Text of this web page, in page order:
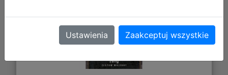
Ustawienia Zaakceptuj wszystkie